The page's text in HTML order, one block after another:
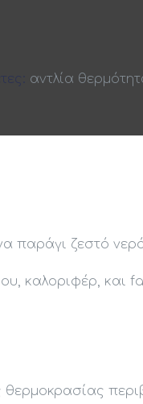
αντλία
παράγι ζεστό
καλοριφέρ, και